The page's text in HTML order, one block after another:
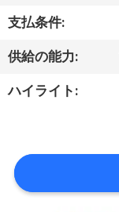
い
て
工
旅
行
支払条件:
供給の能力:
ハイライト: